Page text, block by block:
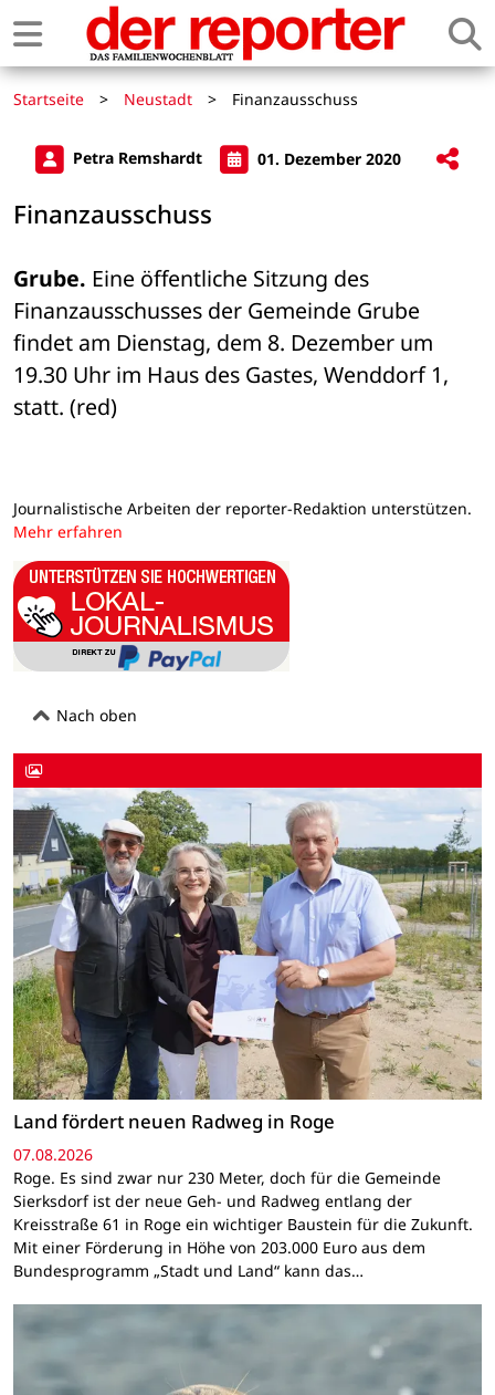
Startseite > Neustadt > Finanzausschuss
Petra Remshardt 01. Dezember 2020
Finanzausschuss
Grube. Eine öffentliche Sitzung des
Finanzausschusses der Gemeinde Grube
findet am Dienstag, dem 8. Dezember um
19.30 Uhr im Haus des Gastes, Wenddorf 1,
statt. (red)
Journalistische Arbeiten der reporter-Redaktion unterstützen.
Mehr erfahren
Nach oben
Land fördert neuen Radweg in Roge
07.08.2026
Roge. Es sind zwar nur 230 Meter, doch für die Gemeinde
Sierksdorf ist der neue Geh- und Radweg entlang der
Kreisstraße 61 in Roge ein wichtiger Baustein für die Zukunft.
Mit einer Förderung in Höhe von 203.000 Euro aus dem
Bundesprogramm „Stadt und Land“ kann das…